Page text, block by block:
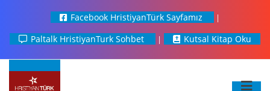
Facebook HristiyanTürk Sayfamız
Paltalk HristiyanTurk Sohbet
Kutsal Kitap Oku